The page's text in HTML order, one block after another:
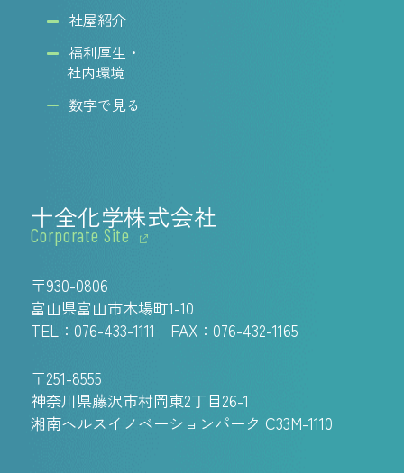
社屋紹介
福利厚生・
社内環境
数字で見る
十全化学株式会社
Corporate Site
〒930-0806
富山県富山市木場町1-10
TEL： 076-433-1111 FAX：076-432-1165
〒251-8555
神奈川県藤沢市村岡東2丁目26-1
湘南ヘルスイノベーションパーク C33M-1110